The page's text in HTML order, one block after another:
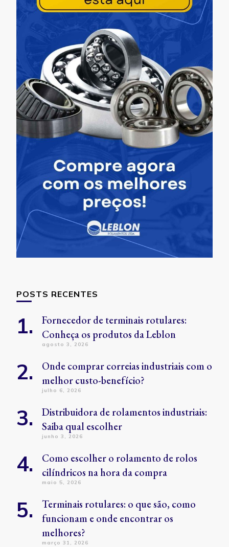
POSTS RECENTES
Fornecedor de terminais rotulares:
Conheça os produtos da Leblon
agosto 3, 2026
Onde comprar correias industriais com o
melhor custo-benefício?
julho 6, 2026
Distribuidora de rolamentos industriais:
Saiba qual escolher
junho 3, 2026
Como escolher o rolamento de rolos
cilíndricos na hora da compra
maio 5, 2026
Terminais rotulares: o que são, como
funcionam e onde encontrar os
melhores?
março 31, 2026